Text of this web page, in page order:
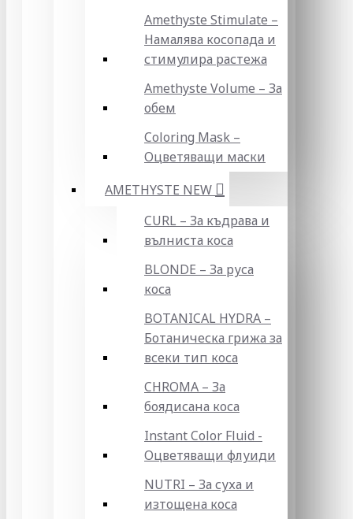
Amethyste Stimulate –
Намалява косопада и
стимулира растежа
Amethyste Volume – За
обем
Coloring Mask –
Оцветяващи маски
AMETHYSTE NEW
CURL – За къдрава и
вълниста коса
BLONDE – За руса
коса
BOTANICAL HYDRA –
Ботаническа грижа за
всеки тип коса
CHROMA – За
боядисана коса
Instant Color Fluid -
Оцветяващи флуиди
NUTRI – За суха и
изтощена коса